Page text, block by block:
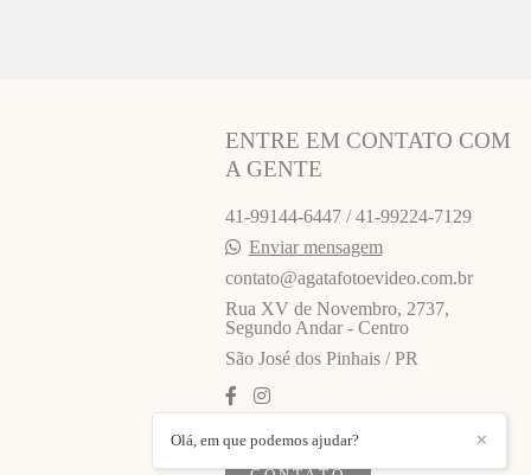
ENTRE EM CONTATO COM
A GENTE
41-99144-6447 / 41-99224-7129
Enviar mensagem
contato@agatafotoevideo.com.br
Rua XV de Novembro, 2737,
Segundo Andar - Centro
São José dos Pinhais / PR
✕
Olá, em que podemos ajudar?